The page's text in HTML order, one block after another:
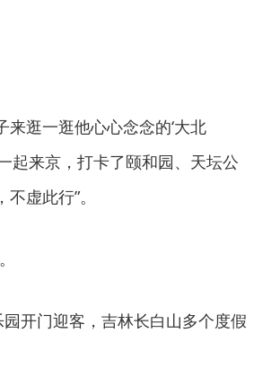
逛一逛他心心念念的‘大北
起来京，打卡了颐和园、天坛公
虚此行”。
开门迎客，吉林长白山多个度假